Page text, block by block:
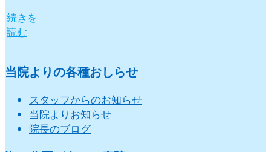
続きを
読む
当院よりの各種おしらせ
スタッフからのお知らせ
当院よりお知らせ
院長のブログ